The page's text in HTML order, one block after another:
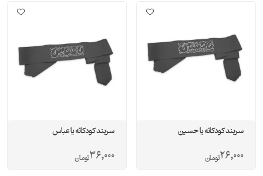
سربند کودکانه یا حسین
26,000تومان
سربند کودکانه یا عباس
36,000تومان